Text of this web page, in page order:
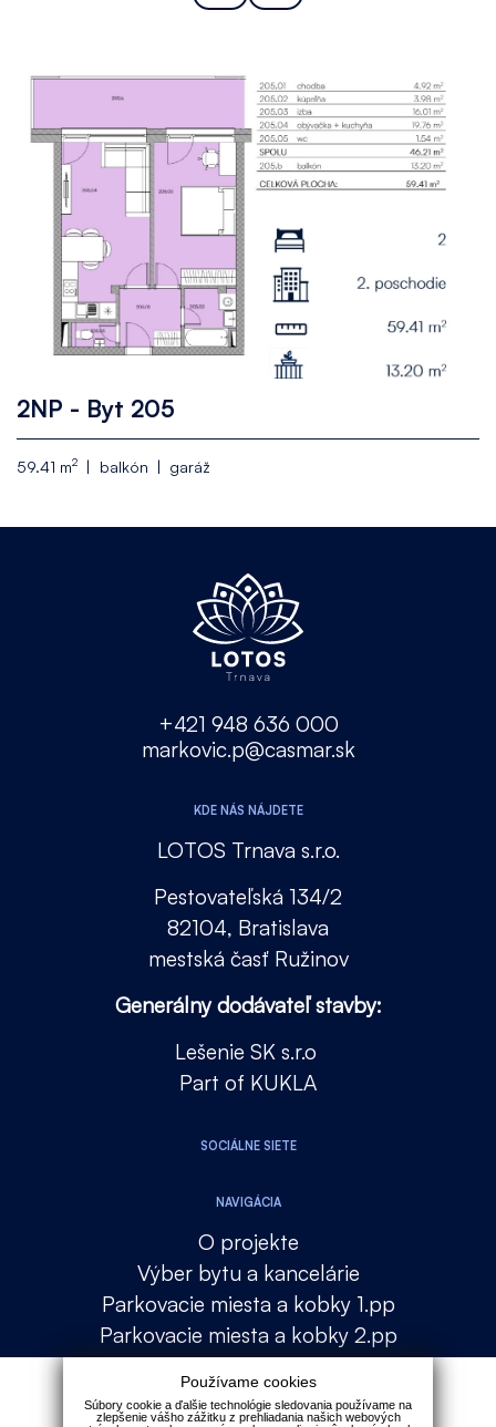
2NP - Byt 205
59.41 m2 balkón garáž
+421 948 636 000
markovic.p@casmar.sk
KDE NÁS NÁJDETE
LOTOS Trnava s.r.o.
Pestovateľská 134/2
82104, Bratislava
mestská časť Ružinov
Generálny dodávateľ stavby:
Lešenie SK s.r.o
Part of KUKLA
SOCIÁLNE SIETE
NAVIGÁCIA
O projekte
Výber bytu a kancelárie
Parkovacie miesta a kobky 1.pp
Parkovacie miesta a kobky 2.pp
Lokalita
Financovanie
Používame cookies
Súbory cookie a ďalšie technológie sledovania používame na
zlepšenie vášho zážitku z prehliadania našich webových